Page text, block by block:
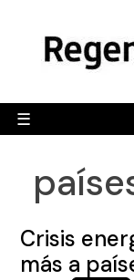
content
☰
Crisis
más a